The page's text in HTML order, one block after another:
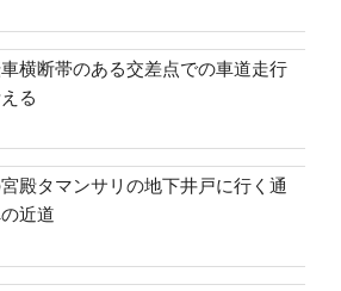
横断帯のある交差点での車道走行
る
殿タマンサリの地下井戸に行く通
近道